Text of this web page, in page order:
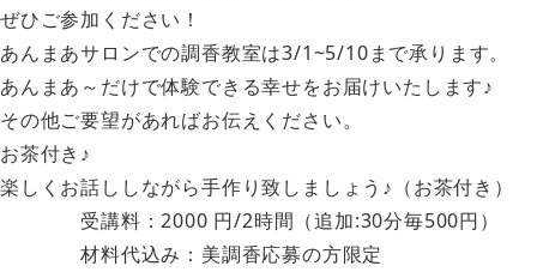
ぜひご参加ください！
あんまあサロンでの調香教室は3/1~5/10まで承ります。
あんまあ～だけで体験できる幸せをお届けいたします♪
その他ご要望があればお伝えください。
お茶付き♪
楽しくお話ししながら手作り致しましょう♪（お茶付き）
受講料：2000 円/2時間（追加:30分毎500円）
材料代込み：美調香応募の方限定